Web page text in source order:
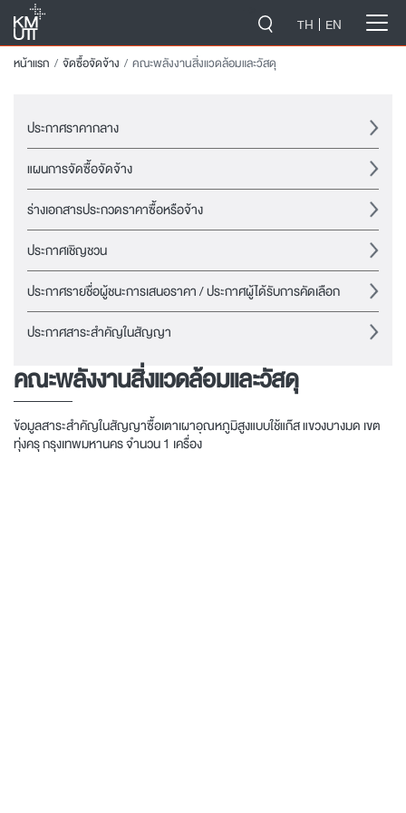
TH EN
หน้าแรก จัดซื้อจัดจ้าง คณะพลังงานสิ่งแวดล้อมและวัสดุ
ประกาศราคากลาง
แผนการจัดซื้อจัดจ้าง
ร่างเอกสารประกวดราคาซื้อหรือจ้าง
ประกาศเชิญชวน
ประกาศรายชื่อผู้ชนะการเสนอราคา / ประกาศผู้ได้รับการคัดเลือก
ประกาศสาระสำคัญในสัญญา
คณะพลังงานสิ่งแวดล้อมและวัสดุ
ข้อมูลสาระสำคัญในสัญญาซื้อเตาเผาอุณหภูมิสูงแบบใช้แก๊ส แขวงบางมด เขต
ทุ่งครุ กรุงเทพมหานคร จำนวน 1 เครื่อง